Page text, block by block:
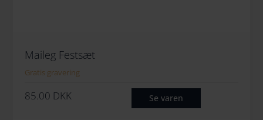
Maileg Festsæt
Gratis gravering
85.00 DKK Se varen